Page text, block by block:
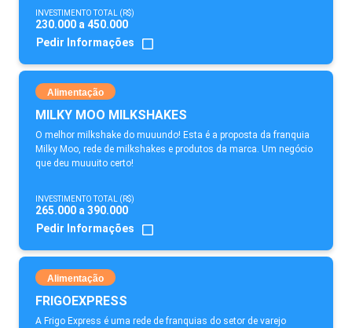
INVESTIMENTO TOTAL (R$)
230.000 a 450.000
Pedir Informações
Alimentação
MILKY MOO MILKSHAKES
O melhor milkshake do muuundo! Esta é a proposta da franquia
Milky Moo, rede de milkshakes e produtos da marca. Um negócio
que deu muuuito certo!
INVESTIMENTO TOTAL (R$)
265.000 a 390.000
Pedir Informações
Alimentação
FRIGOEXPRESS
A Frigo Express é uma rede de franquias do setor de varejo